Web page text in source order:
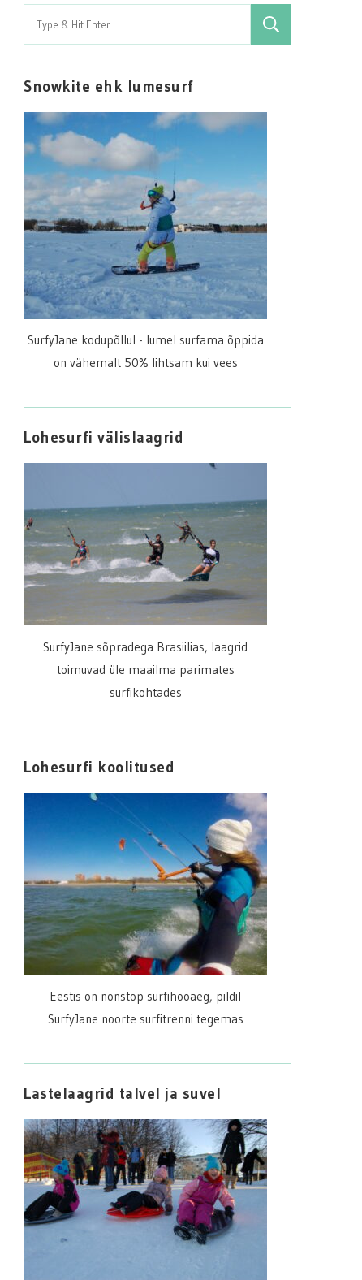
Search
for:
Snowkite ehk lumesurf
SurfyJane kodupõllul - lumel surfama õppida
on vähemalt 50% lihtsam kui vees
Lohesurfi välislaagrid
SurfyJane sõpradega Brasiilias, laagrid
toimuvad üle maailma parimates
surfikohtades
Lohesurfi koolitused
Eestis on nonstop surfihooaeg, pildil
SurfyJane noorte surfitrenni tegemas
Lastelaagrid talvel ja suvel